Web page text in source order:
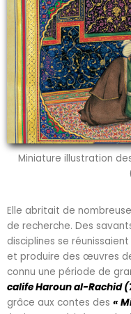
Miniature illustration
Elle abritait de
de recherche. Des
disciplines se
et produire des œuvres
connu une période de
calife Haroun al-Rachid
grâce aux contes des «